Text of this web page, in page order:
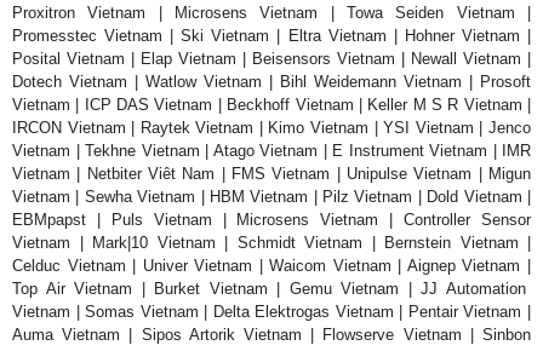
Proxitron Vietnam | Microsens Vietnam | Towa Seiden Vietnam |
Promesstec Vietnam | Ski Vietnam | Eltra Vietnam | Hohner Vietnam |
Posital Vietnam | Elap Vietnam | Beisensors Vietnam | Newall Vietnam |
Dotech Vietnam | Watlow Vietnam | Bihl Weidemann Vietnam | Prosoft
Vietnam | ICP DAS Vietnam | Beckhoff Vietnam | Keller M S R Vietnam |
IRCON Vietnam | Raytek Vietnam | Kimo Vietnam | YSI Vietnam | Jenco
Vietnam | Tekhne Vietnam | Atago Vietnam | E Instrument Vietnam | IMR
Vietnam | Netbiter Viêt Nam | FMS Vietnam | Unipulse Vietnam | Migun
Vietnam | Sewha Vietnam | HBM Vietnam | Pilz Vietnam | Dold Vietnam |
EBMpapst | Puls Vietnam | Microsens Vietnam | Controller Sensor
Vietnam | Mark|10 Vietnam | Schmidt Vietnam | Bernstein Vietnam |
Celduc Vietnam | Univer Vietnam | Waicom Vietnam | Aignep Vietnam |
Top Air Vietnam | Burket Vietnam | Gemu Vietnam | JJ Automation
Vietnam | Somas Vietnam | Delta Elektrogas Vietnam | Pentair Vietnam |
Auma Vietnam | Sipos Artorik Vietnam | Flowserve Vietnam | Sinbon